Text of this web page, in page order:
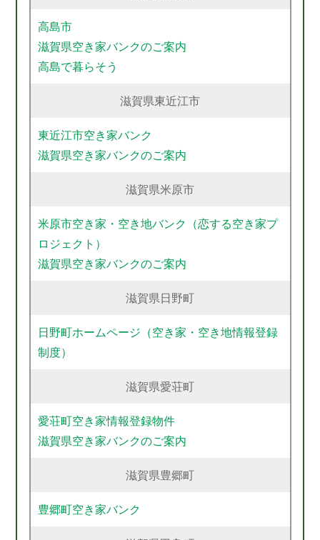
高島市
滋賀県空き家バンクのご案内
高島で暮らそう
滋賀県東近江市
東近江市空き家バンク
滋賀県空き家バンクのご案内
滋賀県米原市
米原市空き家・空き地バンク（恋する空き家プ
ロジェクト）
滋賀県空き家バンクのご案内
滋賀県日野町
日野町ホームページ（空き家・空き地情報登録
制度）
滋賀県愛荘町
愛荘町空き家情報登録物件
滋賀県空き家バンクのご案内
滋賀県豊郷町
豊郷町空き家バンク